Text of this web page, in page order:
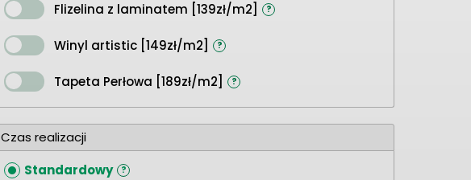
Flizelina z laminatem [139zł/m2] ?
Winyl artistic [149zł/m2] ?
Tapeta Perłowa [189zł/m2] ?
Czas realizacji
Standardowy ?